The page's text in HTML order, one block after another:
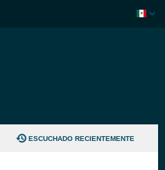
ESCUCHADO RECIENTEMENTE